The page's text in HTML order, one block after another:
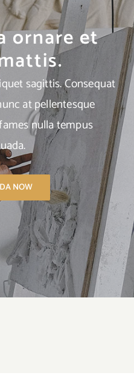
ornare et
sagittis. Consequat
at pellentesque
nulla tempus
NOW